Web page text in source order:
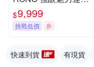
腕錶-鋼帶-藍彩玳瑁-N
XA0371116
$9,999
挑戰低價 券
快速到貨 有現貨